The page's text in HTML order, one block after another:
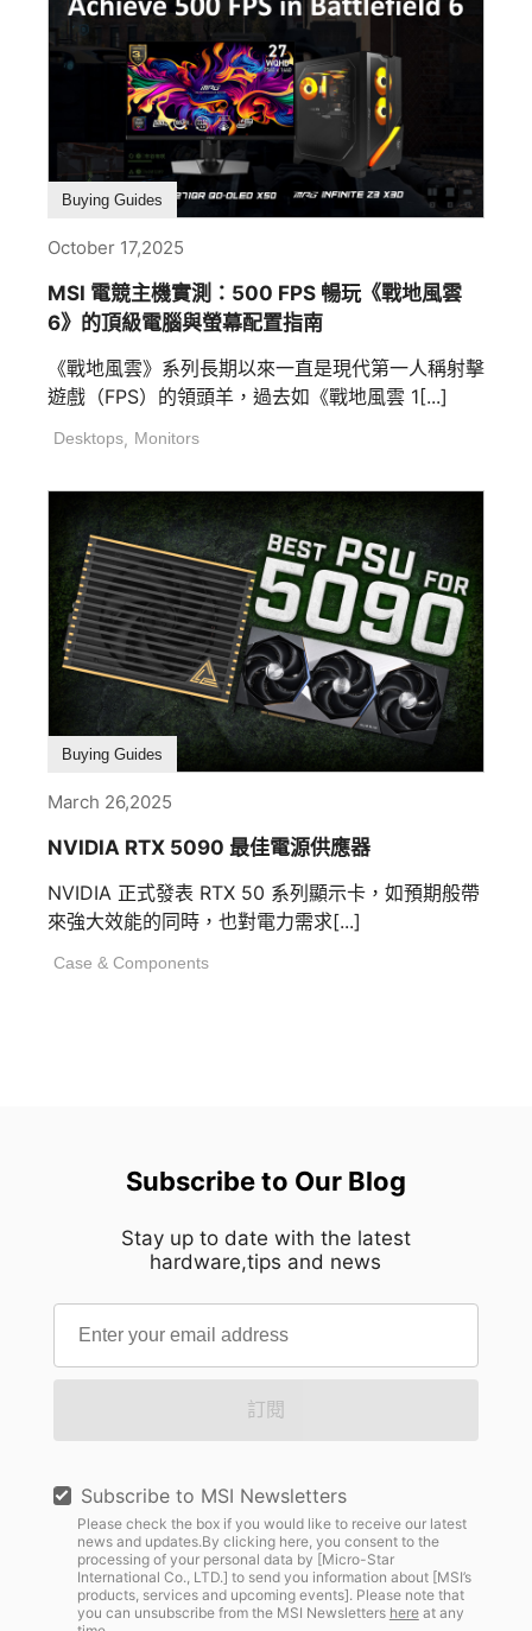
Buying Guides
October 17,2025
MSI 電競主機實測：500 FPS 暢玩《戰地風雲
6》的頂級電腦與螢幕配置指南
《戰地風雲》系列長期以來一直是現代第一人稱射擊
遊戲（FPS）的領頭羊，過去如《戰地風雲 1[...]
Desktops, Monitors
Buying Guides
March 26,2025
NVIDIA RTX 5090 最佳電源供應器
NVIDIA 正式發表 RTX 50 系列顯示卡，如預期般帶
來強大效能的同時，也對電力需求[...]
Case & Components
Subscribe to Our Blog
Stay up to date with the latest
hardware,tips and news
訂閱
Subscribe to MSI Newsletters
Please check the box if you would like to receive our latest
news and updates.By clicking here, you consent to the
processing of your personal data by [Micro-Star
International Co., LTD.] to send you information about [MSI’s
products, services and upcoming events]. Please note that
you can unsubscribe from the MSI Newsletters hereat any